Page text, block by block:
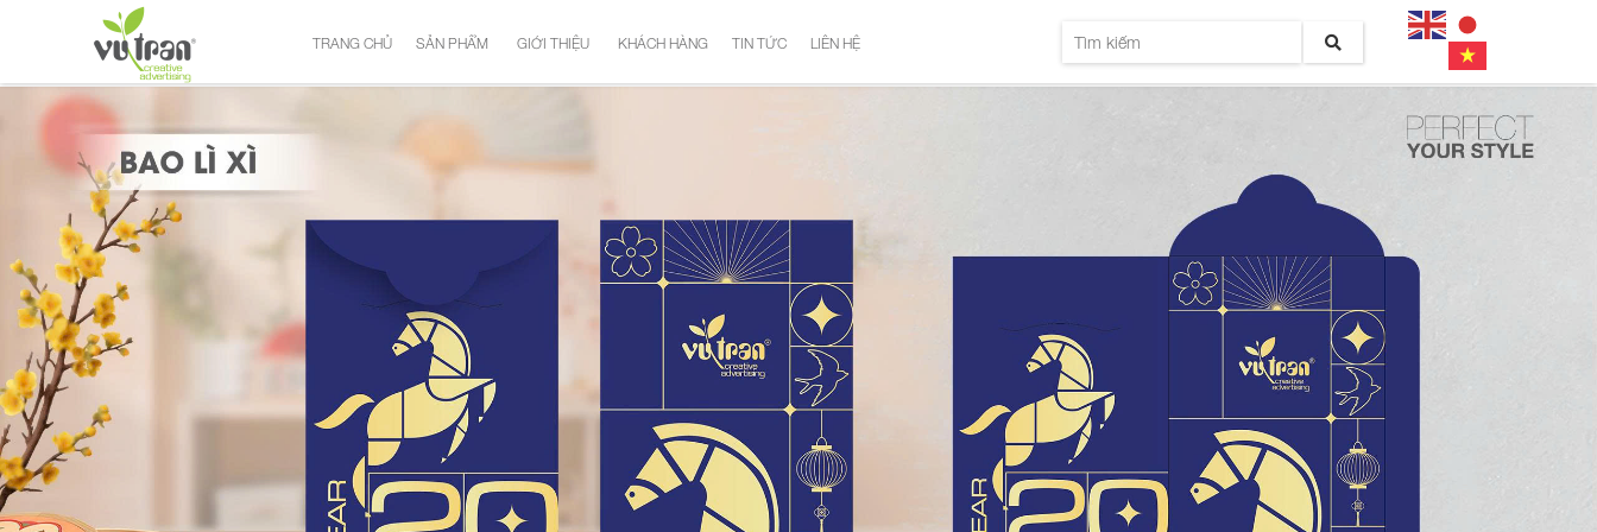
TRANG CHỦ SẢN PHẨM GIỚI THIỆU KHÁCH HÀNG TIN TỨC LIÊN HỆ